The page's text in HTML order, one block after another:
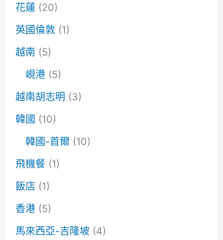
花蓮 (20)
英國倫敦 (1)
越南 (5)
峴港(5)
越南胡志明 (3)
韓國 (10)
韓國-首爾 (10)
飛機餐 (1)
飯店 (1)
香港(5)
馬來西亞-吉隆坡 (4)